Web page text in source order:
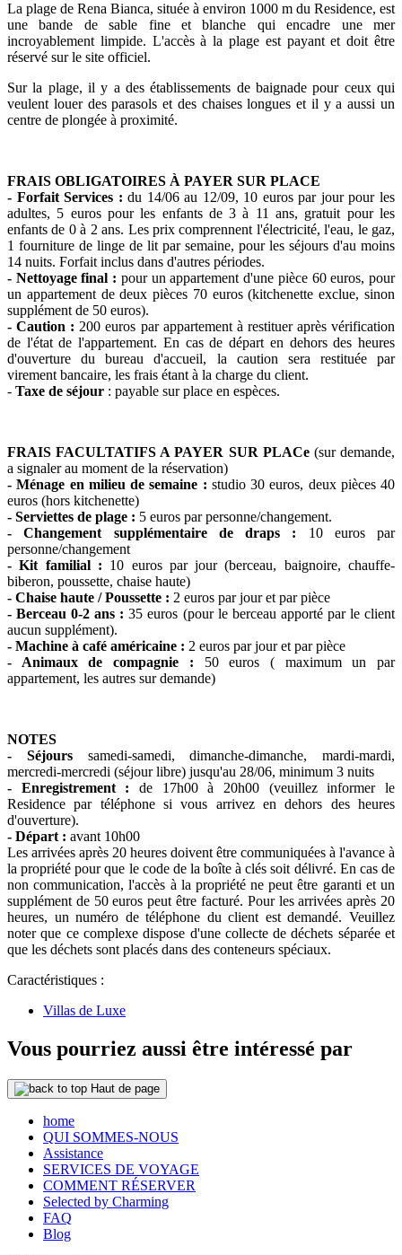
La plage de Rena Bianca, située à environ 1000 m du Residence, est
une bande de sable fine et blanche qui encadre une mer
incroyablement limpide. L'accès à la plage est payant et doit être
réservé sur le site officiel.
Sur la plage, il y a des établissements de baignade pour ceux qui
veulent louer des parasols et des chaises longues et il y a aussi un
centre de plongée à proximité.
FRAIS OBLIGATOIRES À PAYER SUR PLACE
- Forfait Services :du 14/06 au 12/09, 10 euros par jour pour les
adultes, 5 euros pour les enfants de 3 à 11 ans, gratuit pour les
enfants de 0 à 2 ans. Les prix comprennent l'électricité, l'eau, le gaz,
1 fourniture de linge de lit par semaine, pour les séjours d'au moins
14 nuits. Forfait inclus dans d'autres périodes.
- Nettoyage final : pour un appartement d'une pièce 60 euros, pour
un appartement de deux pièces 70 euros (kitchenette exclue, sinon
supplément de 50 euros).
- Caution : 200 euros par appartement à restituer après vérification
de l'état de l'appartement. En cas de départ en dehors des heures
d'ouverture du bureau d'accueil, la caution sera restituée par
virement bancaire, les frais étant à la charge du client.
- Taxe de séjour : payable sur place en espèces.
FRAIS FACULTATIFS A PAYER SUR PLACe (sur demande,
a signaler au moment de la réservation)
- Ménage en milieu de semaine : studio 30 euros, deux pièces 40
euros (hors kitchenette)
- Serviettes de plage : 5 euros par personne/changement.
- Changement supplémentaire de draps : 10 euros par
personne/changement
- Kit familial : 10 euros par jour (berceau, baignoire, chauffe-
biberon, poussette, chaise haute)
- Chaise haute / Poussette : 2 euros par jour et par pièce
- Berceau 0-2 ans : 35 euros (pour le berceau apporté par le client
aucun supplément).
- Machine à café américaine : 2 euros par jour et par pièce
- Animaux de compagnie : 50 euros ( maximum un par
appartement, les autres sur demande)
NOTES
- Séjourssamedi-samedi, dimanche-dimanche, mardi-mardi,
mercredi-mercredi (séjour libre) jusqu'au 28/06, minimum 3 nuits
- Enregistrement : de 17h00 à 20h00 (veuillez informer le
Residence par téléphone si vous arrivez en dehors des heures
d'ouverture).
- Départ : avant 10h00
Les arrivées après 20 heures doivent être communiquées à l'avance à
la propriété pour que le code de la boîte à clés soit délivré. En cas de
non communication, l'accès à la propriété ne peut être garanti et un
supplément de 50 euros peut être facturé. Pour les arrivées après 20
heures, un numéro de téléphone du client est demandé. Veuillez
noter que ce complexe dispose d'une collecte de déchets séparée et
que les déchets sont placés dans des conteneurs spéciaux.
Caractéristiques :
Villas de Luxe
Vous pourriez aussi être intéressé par
Haut de page
home
QUI SOMMES-NOUS
Assistance
SERVICES DE VOYAGE
COMMENT RÉSERVER
Selected by Charming
FAQ
Blog